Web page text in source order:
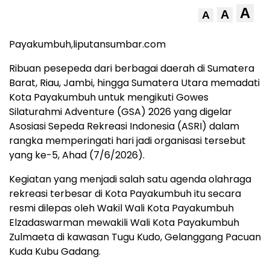
A A A
Payakumbuh,liputansumbar.com
Ribuan pesepeda dari berbagai daerah di Sumatera
Barat, Riau, Jambi, hingga Sumatera Utara memadati
Kota Payakumbuh untuk mengikuti Gowes
Silaturahmi Adventure (GSA) 2026 yang digelar
Asosiasi Sepeda Rekreasi Indonesia (ASRI) dalam
rangka memperingati hari jadi organisasi tersebut
yang ke-5, Ahad (7/6/2026).
Kegiatan yang menjadi salah satu agenda olahraga
rekreasi terbesar di Kota Payakumbuh itu secara
resmi dilepas oleh Wakil Wali Kota Payakumbuh
Elzadaswarman mewakili Wali Kota Payakumbuh
Zulmaeta di kawasan Tugu Kudo, Gelanggang Pacuan
Kuda Kubu Gadang.